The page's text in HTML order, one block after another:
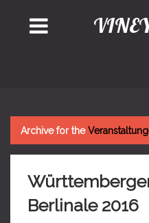
Archive for the
Berlinale 2016